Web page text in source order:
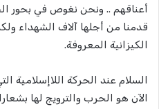
أعناقهم .. ونحن نغوص في بحور
قدمنا من أجلها آلاف الشهداء
الكيزانية المعروفة.
السلام عند الحركة اللاإسلامية
الآن هو الحرب والترويج لها